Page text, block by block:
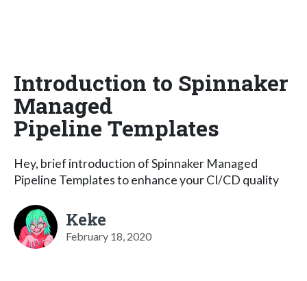
Introduction to Spinnaker
Managed
Pipeline Templates
Hey, brief introduction of Spinnaker Managed
Pipeline Templates to enhance your CI/CD quality
Keke
February 18, 2020